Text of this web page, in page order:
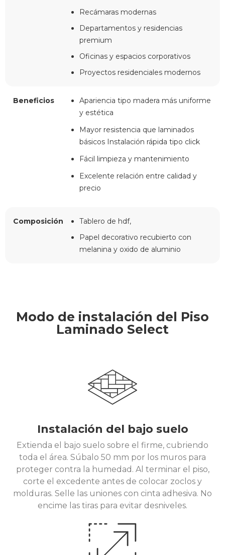
Recámaras modernas
Departamentos y residencias
premium
Oficinas y espacios corporativos
Proyectos residenciales modernos
Beneficios
Apariencia tipo madera más uniforme
y estética
Mayor resistencia que laminados
básicos Instalación rápida tipo click
Fácil limpieza y mantenimiento
Excelente relación entre calidad y
precio
Composición
Tablero de hdf,
Papel decorativo recubierto con
melanina y oxido de aluminio
Modo de instalación del Piso
Laminado Select
Instalación del bajo suelo
Extienda el bajo suelo sobre el firme, cubriendo
toda el área. Súbalo 50 mm por los muros para
proteger contra la humedad. Al terminar el piso,
corte el excedente antes de colocar zoclos y
molduras. Selle las uniones con cinta adhesiva. No
encime las tiras para evitar desniveles.